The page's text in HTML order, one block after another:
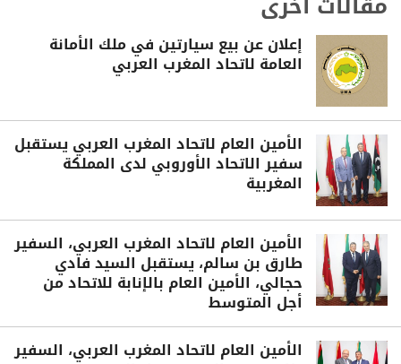
إعلان عن بيع سيارتين في ملك الأمانة
العامة لاتحاد المغرب العربي
الأمين العام لاتحاد المغرب العربي يستقبل
سفير الاتحاد الأوروبي لدى المملكة
المغربية
الأمين العام لاتحاد المغرب العربي، السفير
طارق بن سالم، يستقبل السيد فادي
حجالي، الأمين العام بالإنابة للاتحاد من
أجل المتوسط
الأمين العام لاتحاد المغرب العربي، السفير